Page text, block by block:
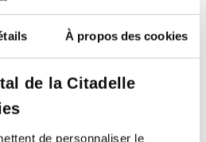
À propos des cookies
de la Citadelle
de personnaliser le